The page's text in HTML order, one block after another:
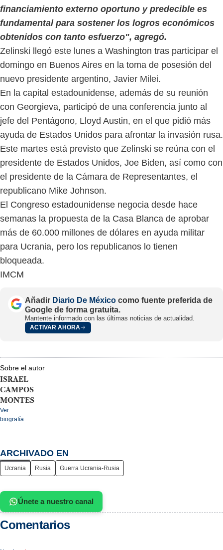
financiamiento externo oportuno y predecible es
fundamental para sostener los logros económicos
obtenidos con tanto esfuerzo", agregó.
Zelinski llegó este lunes a Washington tras participar el
domingo en Buenos Aires en la toma de posesión del
nuevo presidente argentino, Javier Milei.
En la capital estadounidense, además de su reunión
con Georgieva, participó de una conferencia junto al
jefe del Pentágono, Lloyd Austin, en el que pidió más
ayuda de Estados Unidos para afrontar la invasión rusa.
Este martes está previsto que Zelinski se reúna con el
presidente de Estados Unidos, Joe Biden, así como con
el presidente de la Cámara de Representantes, el
republicano Mike Johnson.
El Congreso estadounidense negocia desde hace
semanas la propuesta de la Casa Blanca de aprobar
más de 60.000 millones de dólares en ayuda militar
para Ucrania, pero los republicanos lo tienen
bloqueada.
IMCM
Añadir Diario De México como fuente preferida de
Google de forma gratuita.
Mantente informado con las últimas noticias de actualidad.
ACTIVAR AHORA
Sobre el autor
ISRAEL
CAMPOS
MONTES
Ver
biografía
ARCHIVADO EN
Ucrania Rusia Guerra Ucrania-Rusia
Únete a nuestro canal
Comentarios